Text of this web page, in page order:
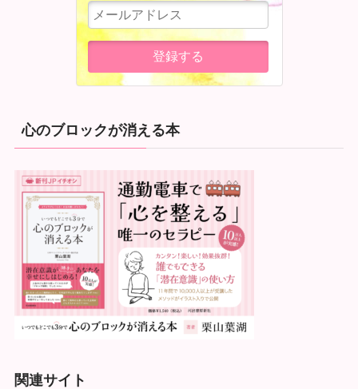
心のブロックが消える本
関連サイト